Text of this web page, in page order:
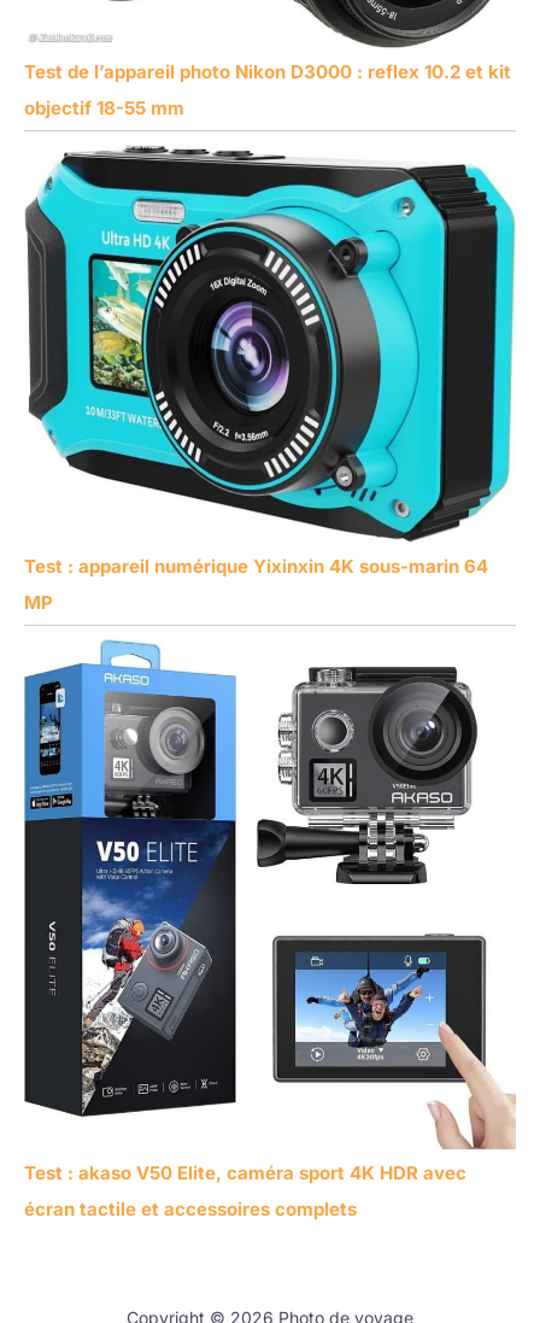
Test de l’appareil photo Nikon D3000 : reflex 10.2 et kit
objectif 18-55 mm
Test : appareil numérique Yixinxin 4K sous-marin 64
MP
Test : akaso V50 Elite, caméra sport 4K HDR avec
écran tactile et accessoires complets
Copyright © 2026 Photo de voyage